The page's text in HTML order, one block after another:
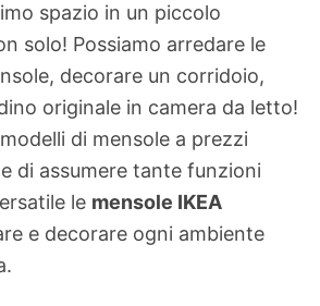
spazio in un piccolo
solo! Possiamo arredare le
decorare un corridoio,
originale in camera da letto!
di mensole a prezzi
di assumere tante funzioni
le mensole IKEA
e decorare ogni ambiente